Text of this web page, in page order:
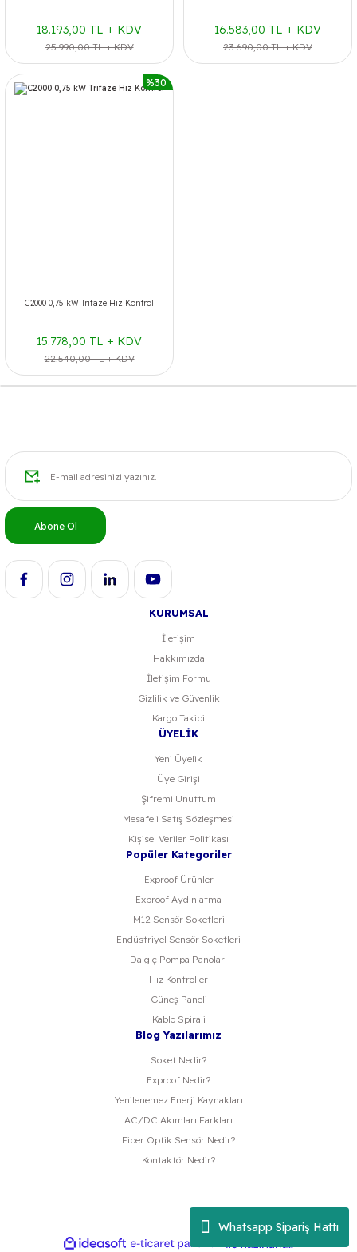
Whatsapp Sipariş Hattı
18.193,00 TL + KDV
25.990,00 TL + KDV
16.583,00 TL + KDV
23.690,00 TL + KDV
%30
C2000 0,75 kW Trifaze Hız Kontrol
15.778,00 TL + KDV
22.540,00 TL + KDV
Abone Ol
KURUMSAL
İletişim
Hakkımızda
İletişim Formu
Gizlilik ve Güvenlik
Kargo Takibi
ÜYELİK
Yeni Üyelik
Üye Girişi
Şifremi Unuttum
Mesafeli Satış Sözleşmesi
Kişisel Veriler Politikası
Popüler Kategoriler
Exproof Ürünler
Exproof Aydınlatma
M12 Sensör Soketleri
Endüstriyel Sensör Soketleri
Dalgıç Pompa Panoları
Hız Kontroller
Güneş Paneli
Kablo Spirali
Blog Yazılarımız
Soket Nedir?
Exproof Nedir?
Yenilenemez Enerji Kaynakları
AC/DC Akımları Farkları
Fiber Optik Sensör Nedir?
Kontaktör Nedir?
ideasoft